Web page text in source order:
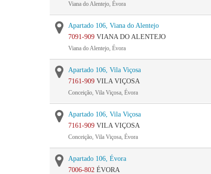
Viana do Alentejo, Évora
Apartado 106, Viana do Alentejo
7091-909 VIANA DO ALENTEJO
Viana do Alentejo, Évora
Apartado 106, Vila Viçosa
7161-909 VILA VIÇOSA
Conceição, Vila Viçosa, Évora
Apartado 106, Vila Viçosa
7161-909 VILA VIÇOSA
Conceição, Vila Viçosa, Évora
Apartado 106, Évora
7006-802 ÉVORA